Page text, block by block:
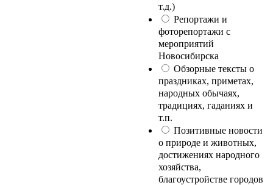
т.д.)
Репортажи и
фоторепортажи с
мероприятий
Новосибирска
Обзорные тексты о
праздниках, приметах,
народных обычаях,
традициях, гаданиях и
т.п.
Позитивные новости
о природе и животных,
достижениях народного
хозяйства,
благоустройстве городов